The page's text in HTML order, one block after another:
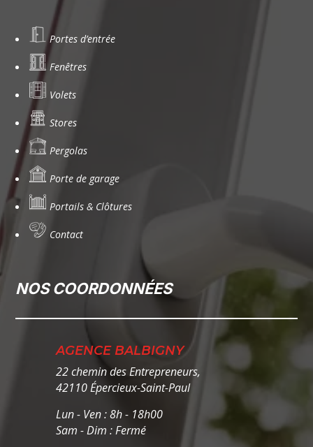
Portes d’entrée
Fenêtres
Volets
Stores
Pergolas
Porte de garage
Portails & Clôtures
Contact
NOS COORDONNÉES
AGENCE BALBIGNY
22 chemin des Entrepreneurs,
42110 Épercieux-Saint-Paul
Lun - Ven : 8h - 18h00
Sam - Dim : Fermé